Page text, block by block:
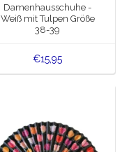
Damenhausschuhe -
Weiß mit Tulpen Größe
38-39
€15,95